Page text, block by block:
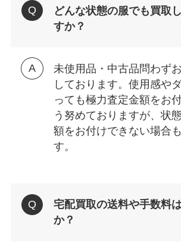
どんな状態の服でも買取
すか？
未使用品・中古品問わず
しております。使用感や
っても極力査定金額をお
う努めておりますが、状
額をお付けできない場合
す。
宅配買取の送料や手数料
か？